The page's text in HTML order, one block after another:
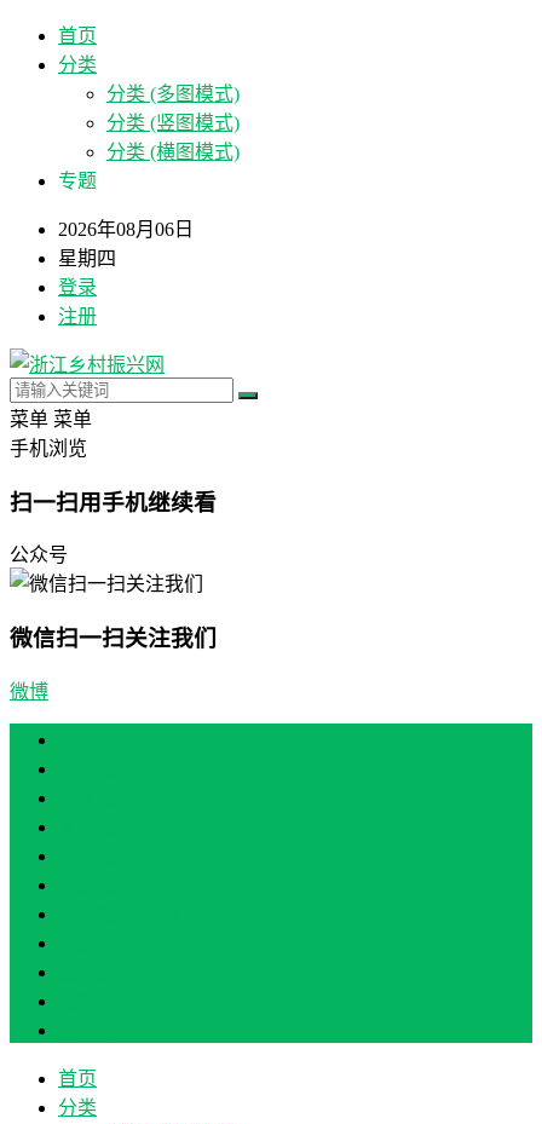
首页
分类
分类 (多图模式)
分类 (竖图模式)
分类 (横图模式)
专题
2026年08月06日
星期四
登录
注册
菜单 菜单
手机浏览
扫一扫用手机继续看
公众号
微信扫一扫关注我们
微博
首页
分类